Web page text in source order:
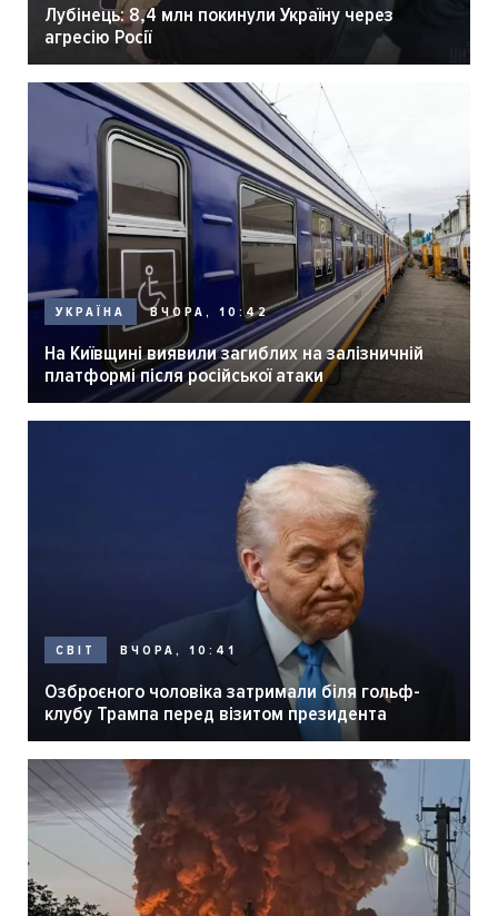
Лубінець: 8,4 млн покинули Україну через
агресію Росії
УКРАЇНА ВЧОРА, 10:42
На Київщині виявили загиблих на залізничній
платформі після російської атаки
СВІТ ВЧОРА, 10:41
Озброєного чоловіка затримали біля гольф-
клубу Трампа перед візитом президента